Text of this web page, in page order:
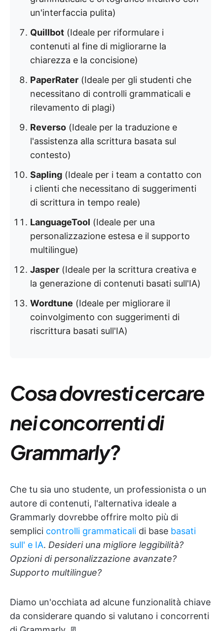
un'interfaccia pulita)
Quillbot (Ideale per riformulare i
contenuti al fine di migliorarne la
chiarezza e la concisione)
PaperRater (Ideale per gli studenti che
necessitano di controlli grammaticali e
rilevamento di plagi)
Reverso (Ideale per la traduzione e
l'assistenza alla scrittura basata sul
contesto)
Sapling (Ideale per i team a contatto con
i clienti che necessitano di suggerimenti
di scrittura in tempo reale)
LanguageTool (Ideale per una
personalizzazione estesa e il supporto
multilingue)
Jasper (Ideale per la scrittura creativa e
la generazione di contenuti basati sull'IA)
Wordtune (Ideale per migliorare il
coinvolgimento con suggerimenti di
riscrittura basati sull'IA)
Cosa dovresti cercare
nei concorrenti di
Grammarly?
Che tu sia uno studente, un professionista o un
autore di contenuti, l'alternativa ideale a
Grammarly dovrebbe offrire molto più di
semplici controlli grammaticali di base basati
sull' e IA. Desideri una migliore leggibilità?
Opzioni di personalizzazione avanzate?
Supporto multilingue?
Diamo un'occhiata ad alcune funzionalità chiave
da considerare quando si valutano i concorrenti